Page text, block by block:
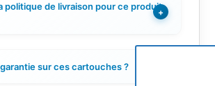
politique de livraison pour ce produit+
sur ces cartouches ?